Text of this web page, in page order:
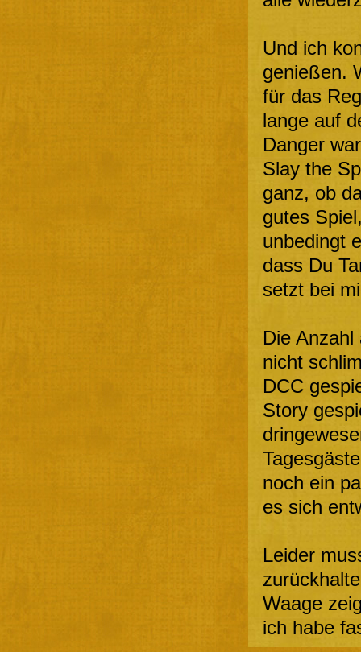
Und ich
genießen.
für das
lange auf
Danger
Slay the
ganz, ob
gutes
unbedingt
dass Du
setzt bei
Die
nicht
DCC
Story
noch ein
es sich
Leider
Waage
ich habe